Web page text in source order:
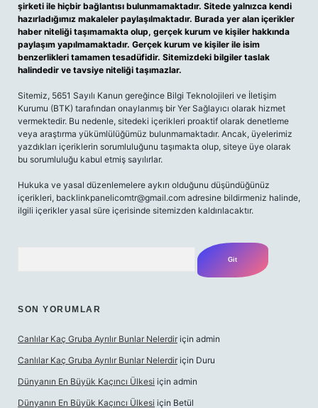
şirketi ile hiçbir bağlantısı bulunmamaktadır. Sitede yalnızca kendi
hazırladığımız makaleler paylaşılmaktadır. Burada yer alan içerikler
haber niteliği taşımamakta olup, gerçek kurum ve kişiler hakkında
paylaşım yapılmamaktadır. Gerçek kurum ve kişiler ile isim
benzerlikleri tamamen tesadüfidir. Sitemizdeki bilgiler taslak
halindedir ve tavsiye niteliği taşımazlar.
Sitemiz, 5651 Sayılı Kanun gereğince Bilgi Teknolojileri ve İletişim
Kurumu (BTK) tarafından onaylanmış bir Yer Sağlayıcı olarak hizmet
vermektedir. Bu nedenle, sitedeki içerikleri proaktif olarak denetleme
veya araştırma yükümlülüğümüz bulunmamaktadır. Ancak, üyelerimiz
yazdıkları içeriklerin sorumluluğunu taşımakta olup, siteye üye olarak
bu sorumluluğu kabul etmiş sayılırlar.
Hukuka ve yasal düzenlemelere aykırı olduğunu düşündüğünüz
içerikleri, backlinkpanelicomtr@gmail.com adresine bildirmeniz halinde,
ilgili içerikler yasal süre içerisinde sitemizden kaldırılacaktır.
SON YORUMLAR
Canlılar Kaç Gruba Ayrılır Bunlar Nelerdir için admin
Canlılar Kaç Gruba Ayrılır Bunlar Nelerdir için Duru
Dünyanın En Büyük Kaçıncı Ülkesi için admin
Dünyanın En Büyük Kaçıncı Ülkesi için Betül